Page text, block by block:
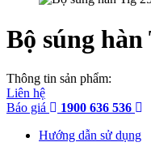
Bộ súng hàn
Thông tin sản phẩm:
Liên hệ
Báo giá
1900 636 536
Hướng dẫn sử dụng